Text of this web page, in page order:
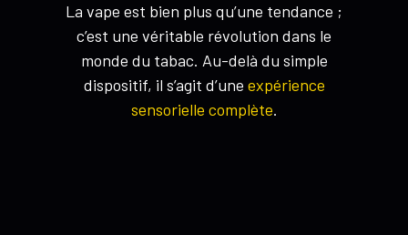
La vape est bien plus qu’une tendance ;
c’est une véritable révolution dans le
monde du tabac. Au-delà du simple
dispositif, il s’agit d’une expérience
sensorielle complète.